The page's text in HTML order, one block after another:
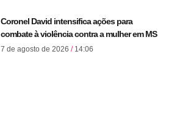
Coronel David intensifica ações para
combate à violência contra a mulher em MS
7 de agosto de 2026 14:06